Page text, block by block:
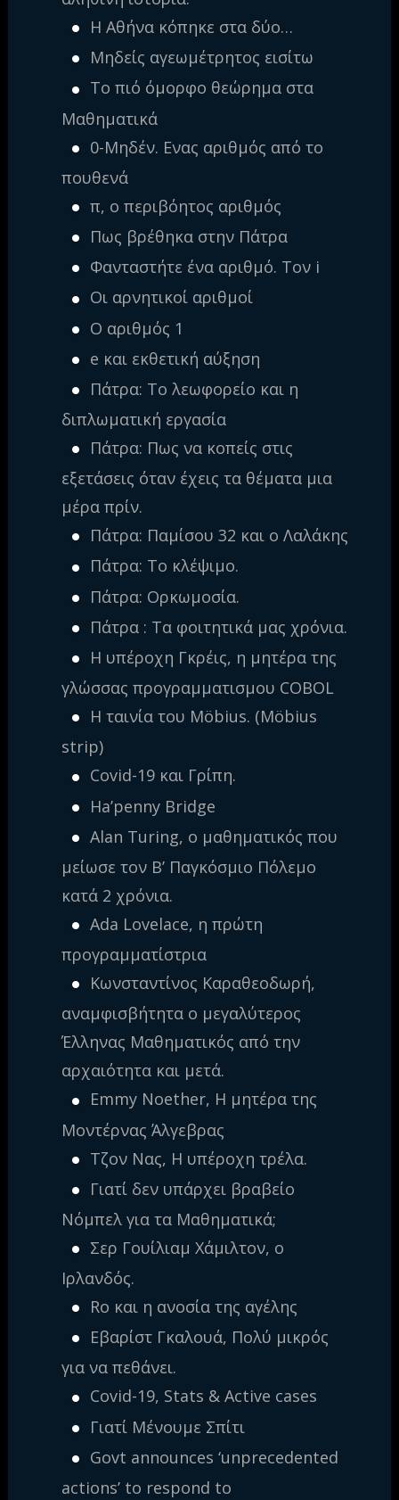
Η Αθήνα κόπηκε στα δύο…
Μηδείς αγεωμέτρητος εισίτω
Το πιό όμορφο θεώρημα στα
Μαθηματικά
0-Μηδέν. Ενας αριθμός από το
πουθενά
π, ο περιβόητος αριθμός
Πως βρέθηκα στην Πάτρα
Φανταστήτε ένα αριθμό. Τον i
Οι αρνητικοί αριθμοί
Ο αριθμός 1
e και εκθετική αύξηση
Πάτρα: Το λεωφορείο και η
διπλωματική εργασία
Πάτρα: Πως να κοπείς στις
εξετάσεις όταν έχεις τα θέματα μια
μέρα πρίν.
Πάτρα: Παμίσου 32 και ο Λαλάκης
Πάτρα: Το κλέψιμο.
Πάτρα: Ορκωμοσία.
Πάτρα : Τα φοιτητικά μας χρόνια.
Η υπέροχη Γκρέις, η μητέρα της
γλώσσας προγραμματισμου COBOL
Η ταινία του Möbius. (Möbius
strip)
Covid-19 και Γρίπη.
Ha’penny Bridge
Alan Turing, ο μαθηματικός που
μείωσε τον Β’ Παγκόσμιο Πόλεμο
κατά 2 χρόνια.
Ada Lovelace, η πρώτη
προγραμματίστρια
Κωνσταντίνος Καραθεοδωρή,
αναμφισβήτητα ο μεγαλύτερος
Έλληνας Μαθηματικός από την
αρχαιότητα και μετά.
Emmy Noether, Η μητέρα της
Μοντέρνας Άλγεβρας
Τζον Νας, Η υπέροχη τρέλα.
Γιατί δεν υπάρχει βραβείο
Νόμπελ για τα Μαθηματικά;
Σερ Γουίλιαμ Χάμιλτον, ο
Ιρλανδός.
Ro και η ανοσία της αγέλης
Εβαρίστ Γκαλουά, Πολύ μικρός
για να πεθάνει.
Covid-19, Stats & Active cases
Γιατί Μένουμε Σπίτι
Govt announces ‘unprecedented
actions’ to respond to